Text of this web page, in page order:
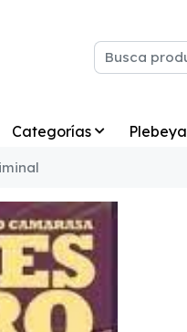
Categorías Plebeya